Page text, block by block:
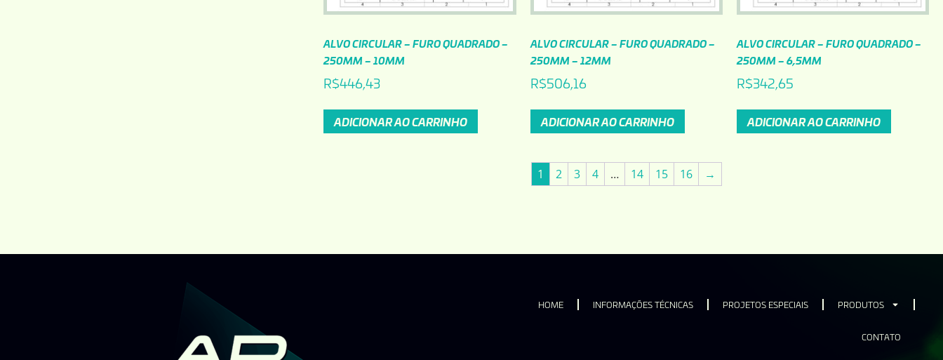
ALVO CIRCULAR – FURO QUADRADO –
250MM – 10MM
R$446,43
ADICIONAR AO CARRINHO
ALVO CIRCULAR – FURO QUADRADO –
250MM – 12MM
R$506,16
ADICIONAR AO CARRINHO
ALVO CIRCULAR – FURO QUADRADO –
250MM – 6,5MM
R$342,65
ADICIONAR AO CARRINHO
1 2 3 4 … 14 15 16 →
HOME INFORMAÇÕES TÉCNICAS PROJETOS ESPECIAIS PRODUTOS
CONTATO